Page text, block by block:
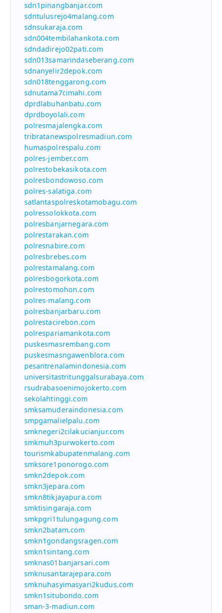
sdn1pinangbanjar.com
sdntulusrejo4malang.com
sdnsukaraja.com
sdn004tembilahankota.com
sdndadirejo02pati.com
sdn013samarindaseberang.com
sdnanyelir2depok.com
sdn018tenggarong.com
sdnutama7cimahi.com
dprdlabuhanbatu.com
dprdboyolali.com
polresmajalengka.com
tribratanewspolresmadiun.com
humaspolrespalu.com
polres-jember.com
polrestobekasikota.com
polresbondowoso.com
polres-salatiga.com
satlantaspolreskotamobagu.com
polressolokkota.com
polresbanjarnegara.com
polrestarakan.com
polresnabire.com
polresbrebes.com
polrestamalang.com
polresbogorkota.com
polrestomohon.com
polres-malang.com
polresbanjarbaru.com
polrestacirebon.com
polrespariamankota.com
puskesmasrembang.com
puskesmasngawenblora.com
pesantrenalamindonesia.com
universitastritunggalsurabaya.com
rsudrabasoenimojokerto.com
sekolahtinggi.com
smksamuderaindonesia.com
smpgamalielpalu.com
smknegeri2cilakucianjur.com
smkmuh3purwokerto.com
tourismkabupatenmalang.com
smksore1ponorogo.com
smkn2depok.com
smkn3jepara.com
smkn8tikjayapura.com
smktisingaraja.com
smkpgri1tulungagung.com
smkn2batam.com
smkn1gondangsragen.com
smkn1sintang.com
smknas01banjarsari.com
smknusantarajepara.com
smknuhasyimasyari2kudus.com
smkn1situbondo.com
sman-3-madiun.com